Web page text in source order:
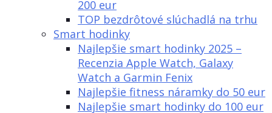
200 eur
TOP bezdrôtové slúchadlá na trhu
Smart hodinky
Najlepšie smart hodinky 2025 –
Recenzia Apple Watch, Galaxy
Watch a Garmin Fenix
Najlepšie fitness náramky do 50 eur
Najlepšie smart hodinky do 100 eur